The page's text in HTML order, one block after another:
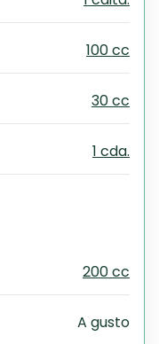
100 cc
30 cc
1 cda.
200 cc
A gusto